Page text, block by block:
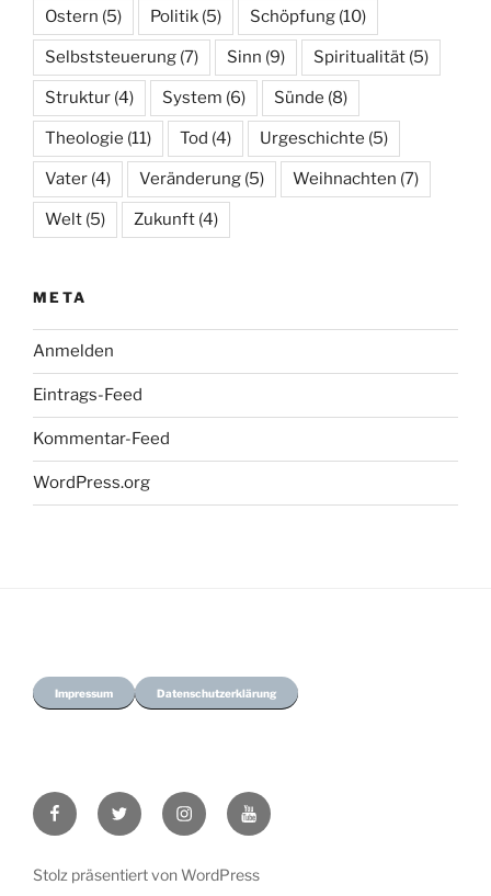
Ostern (5) Politik (5) Schöpfung (10)
Selbststeuerung (7) Sinn (9) Spiritualität (5)
Struktur (4) System (6) Sünde (8)
Theologie (11) Tod (4) Urgeschichte (5)
Vater (4) Veränderung (5) Weihnachten (7)
Welt (5) Zukunft (4)
META
Anmelden
Eintrags-Feed
Kommentar-Feed
WordPress.org
Impressum Datenschutzerklärung
FacebookTwitter Instagramyoutube
Stolz präsentiert von WordPress